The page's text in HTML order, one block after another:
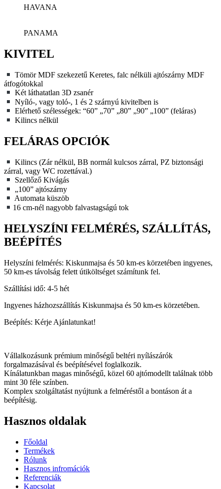
HAVANA
PANAMA
KIVITEL
Tömör MDF szekezetű Keretes, falc nélküli ajtószárny MDF
átfogótokkal
Két láthatatlan 3D zsanér
Nyíló-, vagy toló-, 1 és 2 szárnyú kivitelben is
Elérhető szélességek: “60” „70” „80” „90” „100” (feláras)
Kilincs nélkül
FELÁRAS OPCIÓK
Kilincs (Zár nélkül, BB normál kulcsos zárral, PZ biztonsági
zárral, vagy WC rozettával.)
Szellőző Kivágás
„100” ajtószárny
Automata küszöb
16 cm-nél nagyobb falvastagságú tok
HELYSZÍNI FELMÉRÉS, SZÁLLÍTÁS,
BEÉPÍTÉS
Helyszíni felmérés: Kiskunmajsa és 50 km-es körzetében ingyenes,
50 km-es távolság felett útiköltséget számítunk fel.
Szállítási idő: 4-5 hét
Ingyenes házhozszállítás Kiskunmajsa és 50 km-es körzetében.
Beépítés: Kérje Ajánlatunkat!
Vállalkozásunk prémium minőségű beltéri nyílászárók
forgalmazásával és beépítésével foglalkozik.
Kínálatunkban magas minőségű, közel 60 ajtómodellt találnak több
mint 30 féle színben.
Komplex szolgáltatást nyújtunk a felméréstől a bontáson át a
beépítésig.
Hasznos oldalak
Főoldal
Termékek
Rólunk
Hasznos infromációk
Referenciák
Kapcsolat